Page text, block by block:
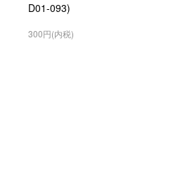
D01-093)
300円(内税)